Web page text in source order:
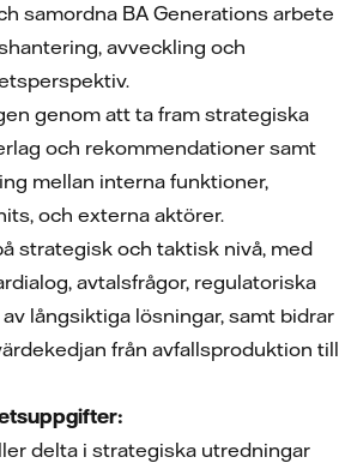
samordna BA Generations arbete
avveckling och
genom att ta fram strategiska
och rekommendationer samt
mellan interna funktioner,
och externa aktörer.
strategisk och taktisk nivå, med
avtalsfrågor, regulatoriska
långsiktiga lösningar, samt bidrar
från avfallsproduktion till
delta i strategiska utredningar